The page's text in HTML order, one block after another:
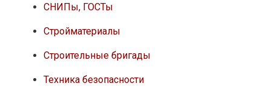
СНИПы, ГОСТы
Стройматериалы
Строительные бригады
Техника безопасности